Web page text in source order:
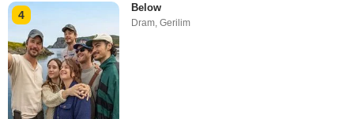
4
Below
Dram,Gerilim